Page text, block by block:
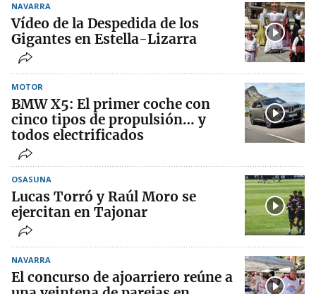
NAVARRA
Vídeo de la Despedida de los
Gigantes en Estella-Lizarra
MOTOR
BMW X5: El primer coche con
cinco tipos de propulsión… y
todos electrificados
OSASUNA
Lucas Torró y Raúl Moro se
ejercitan en Tajonar
NAVARRA
El concurso de ajoarriero reúne a